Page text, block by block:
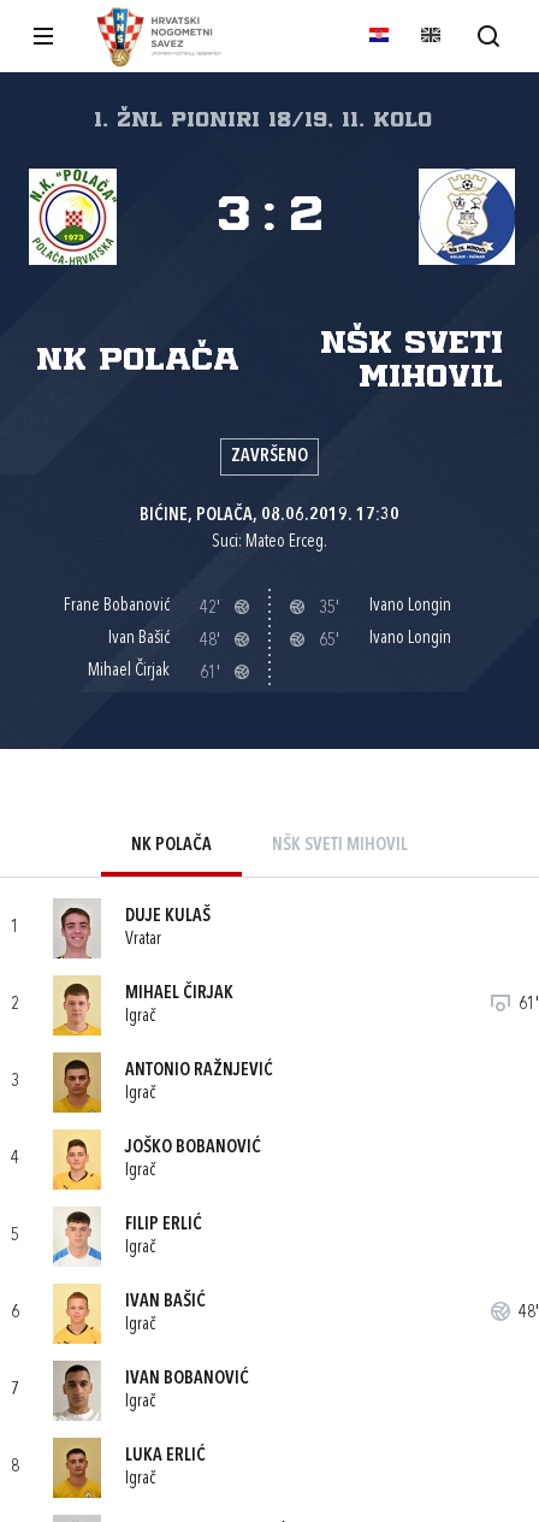
1. žnl pioniri 18/19, 11. kolo
NK Polača
NŠK Sveti
Mihovil
3 : 2
ZAVRŠENO
BIĆINE, POLAČA, 08.06.2019. 17:30
Suci: Mateo Erceg.
Frane Bobanović
42'
Ivan Bašić
48'
Mihael Čirjak
61'
35'
Ivano Longin
65'
Ivano Longin
NK POLAČA NŠK SVETI MIHOVIL
1
DUJE KULAŠ
Vratar
2
MIHAEL ČIRJAK
Igrač
61'
3
ANTONIO RAŽNJEVIĆ
Igrač
4
JOŠKO BOBANOVIĆ
Igrač
5
FILIP ERLIĆ
Igrač
6
IVAN BAŠIĆ
Igrač
48'
7
IVAN BOBANOVIĆ
Igrač
8
LUKA ERLIĆ
Igrač